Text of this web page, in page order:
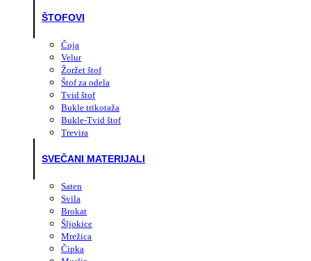
ŠTOFOVI
Čoja
Velur
Žoržet štof
Štof za odela
Tvid štof
Bukle trikotaža
Bukle-Tvid štof
Trevira
SVEČANI MATERIJALI
Saten
Svila
Brokat
Šljokice
Mrežica
Čipka